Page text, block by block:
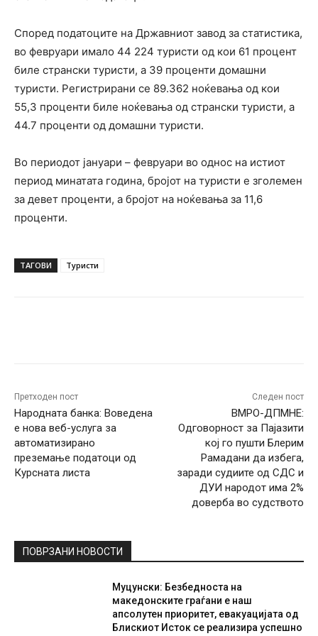
Според податоците на Државниот завод за статистика,
во февруари имало 44 224 туристи од кои 61 процент
биле странски туристи, а 39 проценти домашни
туристи. Регистрирани се 89.362 ноќевања од кои
55,3 проценти биле ноќевања од странски туристи, а
44.7 проценти од домашни туристи.
Во периодот јануари – февруари во однос на истиот
период минатата година, бројот на туристи е зголемен
за девет проценти, а бројот на ноќевања за 11,6
проценти.
ТАГОВИ Туристи
Претходен пост
Народната банка: Воведенa
е новa веб-услуга за
автоматизирано
преземање податоци од
Курсната листа
Следен пост
ВМРО-ДПМНЕ:
Одговорност за Пајазити
кој го пушти Блерим
Рамадани да избега,
заради судиите од СДС и
ДУИ народот има 2%
доверба во судството
ПОВРЗАНИ НОВОСТИ
Муцунски: Безбедноста на
македонските граѓани е наш
апсолутен приоритет, евакуацијата од
Блискиот Исток се реализира успешно